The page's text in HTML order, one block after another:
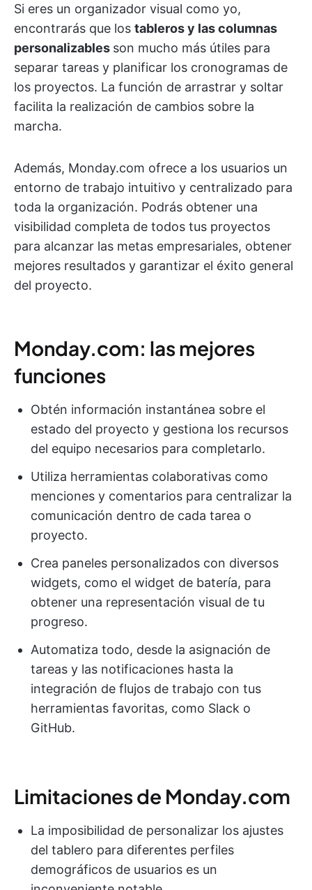
Si eres un organizador visual como yo,
encontrarás que los tableros y las columnas
personalizables son mucho más útiles para
separar tareas y planificar los cronogramas de
los proyectos. La función de arrastrar y soltar
facilita la realización de cambios sobre la
marcha.
Además, Monday.com ofrece a los usuarios un
entorno de trabajo intuitivo y centralizado para
toda la organización. Podrás obtener una
visibilidad completa de todos tus proyectos
para alcanzar las metas empresariales, obtener
mejores resultados y garantizar el éxito general
del proyecto.
Monday.com: las mejores
funciones
Obtén información instantánea sobre el
estado del proyecto y gestiona los recursos
del equipo necesarios para completarlo.
Utiliza herramientas colaborativas como
menciones y comentarios para centralizar la
comunicación dentro de cada tarea o
proyecto.
Crea paneles personalizados con diversos
widgets, como el widget de batería, para
obtener una representación visual de tu
progreso.
Automatiza todo, desde la asignación de
tareas y las notificaciones hasta la
integración de flujos de trabajo con tus
herramientas favoritas, como Slack o
GitHub.
Limitaciones de Monday.com
La imposibilidad de personalizar los ajustes
del tablero para diferentes perfiles
demográficos de usuarios es un